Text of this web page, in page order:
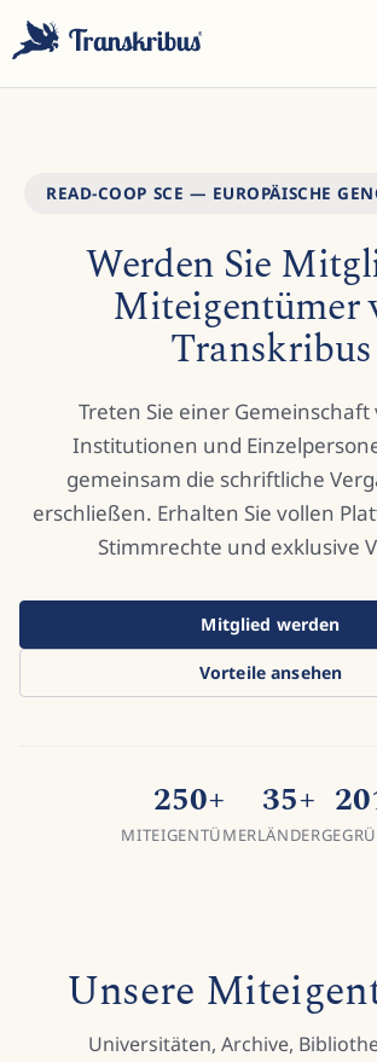
Tippen Sie, um in Modellen, Sites und
READ-COOP SCE — EUROPÄISCHE
Werden Sie
Miteigentümer
Transkribus
Treten Sie einer Gemeinschaft
Institutionen und
gemeinsam die schriftliche
erschließen. Erhalten Sie vollen
Stimmrechte und exklusive
Mitglied werden
Vorteile ansehen
250+
MITEIGENTÜMER
35+
LÄNDER
Unsere
Universitäten, Archive,